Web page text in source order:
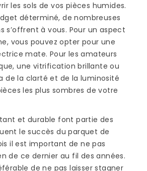
les sols de vos pièces humides.
déterminé, de nombreuses
s’offrent à vous. Pour un aspect
vous pouvez opter pour une
mate. Pour les amateurs
une vitrification brillante ou
de la clarté et de la luminosité
les plus sombres de votre
et durable font partie des
le succès du parquet de
il est important de ne pas
de ce dernier au fil des années.
de ne pas laisser stagner